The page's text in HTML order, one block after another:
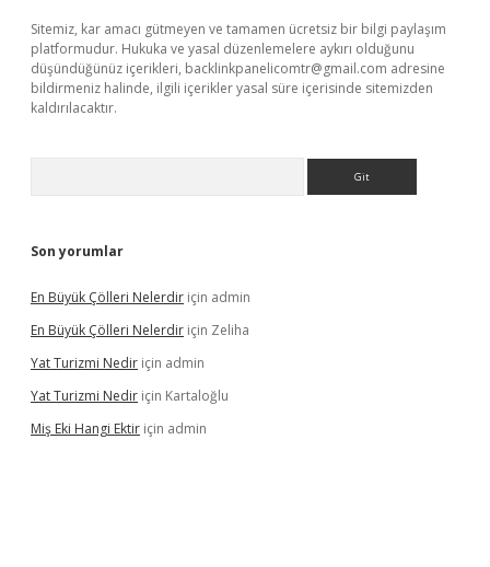
Sitemiz, kar amacı gütmeyen ve tamamen ücretsiz bir bilgi paylaşım
platformudur. Hukuka ve yasal düzenlemelere aykırı olduğunu
düşündüğünüz içerikleri, backlinkpanelicomtr@gmail.com adresine
bildirmeniz halinde, ilgili içerikler yasal süre içerisinde sitemizden
kaldırılacaktır.
Son yorumlar
En Büyük Çölleri Nelerdir için admin
En Büyük Çölleri Nelerdir için Zeliha
Yat Turizmi Nedir için admin
Yat Turizmi Nedir için Kartaloğlu
Miş Eki Hangi Ektir için admin